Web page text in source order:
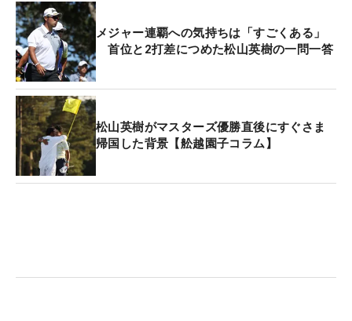
めに取り返したいところ。
なお、首位にはトータル9アンダーまで伸ばしてい
るフィル・ミケルソン
番でペナルティエリアにつかまるなどトラブルとな
っている。
メジャー連覇への気持ちは「すごくある」
首位と2打差につめた松山英樹の一問一答
松山英樹がマスターズ優勝直後にすぐさま
帰国した背景【舩越園子コラム】